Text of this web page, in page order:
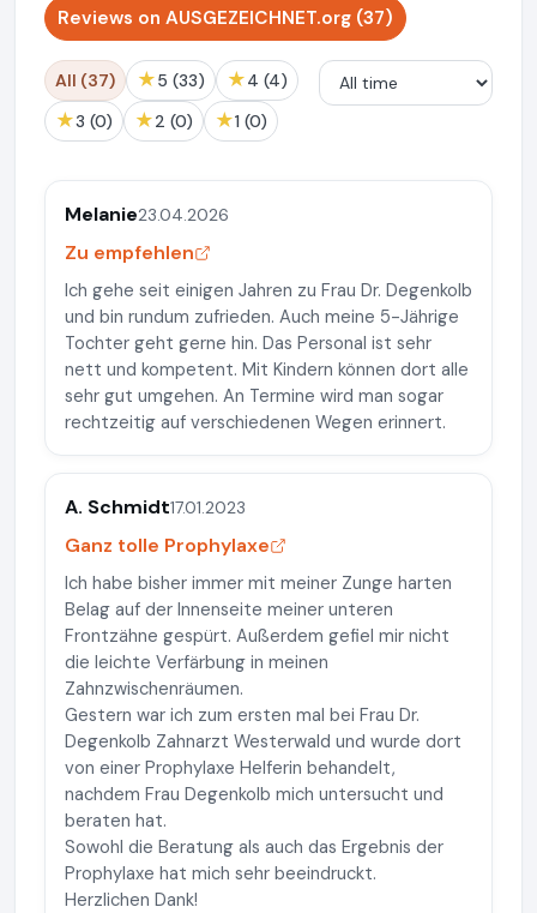
Reviews on AUSGEZEICHNET.org (37)
All (37) ★ 5 (33) ★ 4 (4)
★ 3 (0) ★ 2 (0) ★ 1 (0)
Melanie23.04.2026
Zu empfehlen
Ich gehe seit einigen Jahren zu Frau Dr. Degenkolb
und bin rundum zufrieden. Auch meine 5-Jährige
Tochter geht gerne hin. Das Personal ist sehr
nett und kompetent. Mit Kindern können dort alle
sehr gut umgehen. An Termine wird man sogar
rechtzeitig auf verschiedenen Wegen erinnert.
A. Schmidt17.01.2023
Ganz tolle Prophylaxe
Ich habe bisher immer mit meiner Zunge harten
Belag auf der Innenseite meiner unteren
Frontzähne gespürt. Außerdem gefiel mir nicht
die leichte Verfärbung in meinen
Zahnzwischenräumen.
Gestern war ich zum ersten mal bei Frau Dr.
Degenkolb Zahnarzt Westerwald und wurde dort
von einer Prophylaxe Helferin behandelt,
nachdem Frau Degenkolb mich untersucht und
beraten hat.
Sowohl die Beratung als auch das Ergebnis der
Prophylaxe hat mich sehr beeindruckt.
Herzlichen Dank!